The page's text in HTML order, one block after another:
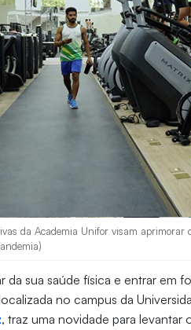
da Academia Unifor visam aprimorar
da sua saúde física e entrar em
no campus da
, traz uma novidade para levantar